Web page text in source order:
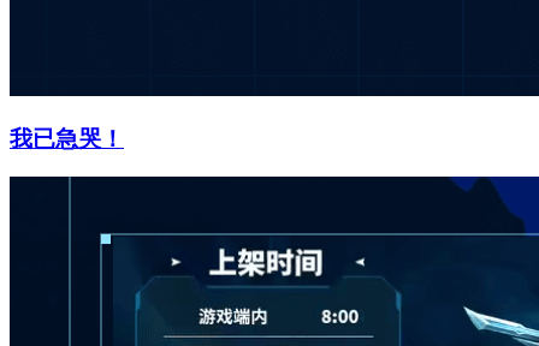
我已急哭！